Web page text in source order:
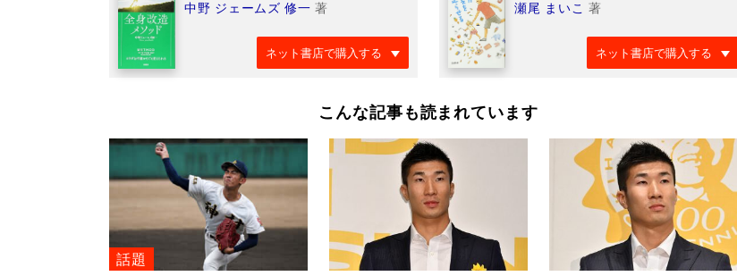
中野 ジェームズ 修一 著
ネット書店で購入する
瀬尾 まいこ 著
ネット書店で購入する
こんな記事も読まれています
話題